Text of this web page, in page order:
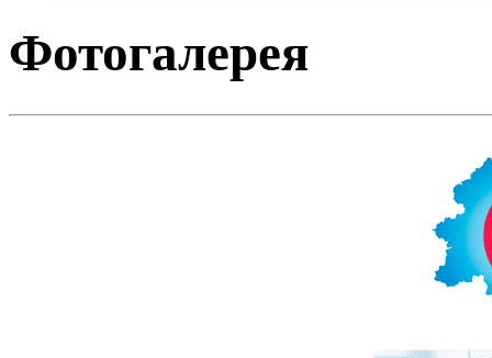
Фотогалерея